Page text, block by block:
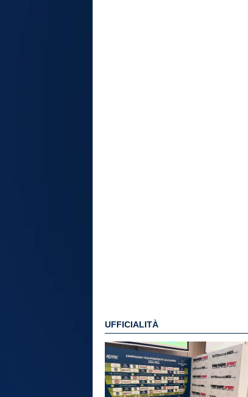
UFFICIALITÀ